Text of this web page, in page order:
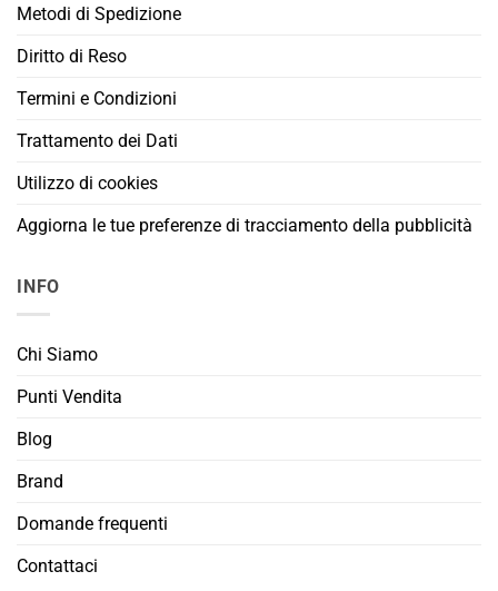
Metodi di Spedizione
Diritto di Reso
Termini e Condizioni
Trattamento dei Dati
Utilizzo di cookies
Aggiorna le tue preferenze di tracciamento della pubblicità
INFO
Chi Siamo
Punti Vendita
Blog
Brand
Domande frequenti
Contattaci